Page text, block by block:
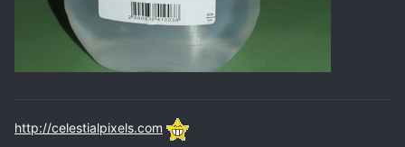
http://celestialpixels.com